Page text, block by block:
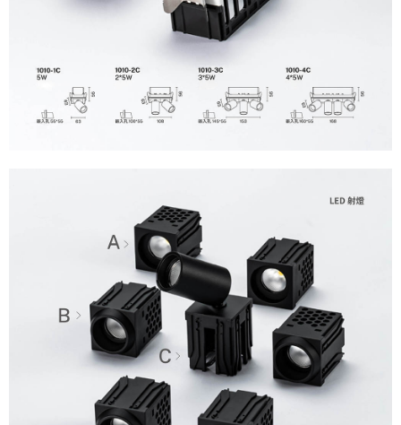
の同意を得ればAFTEEをご利用いただけます。
個人情報の処理、利用について疑問がある、または関連する法律の権利を
にご連絡ください。上記に示した個人情報を、必要な購入注文書とあわせ
てAFTEEにご提供いただく、またはAFTEEにあなたの個人情報の収集、処
理、利用を許可することににご同意いただけない場合は、当サービスを選
択しないでください。